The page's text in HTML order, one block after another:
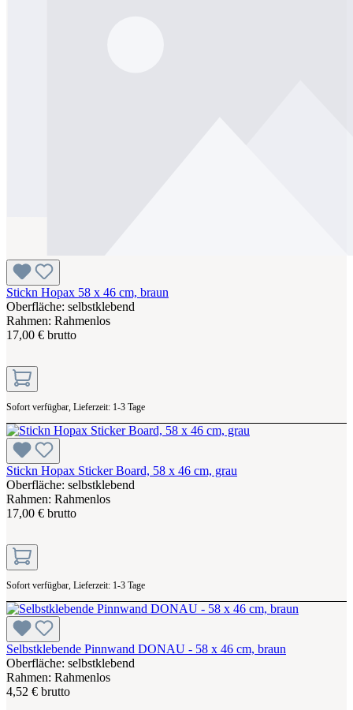
Stickn Hopax 58 x 46 cm, braun
Oberfläche: selbstklebend
Rahmen: Rahmenlos
17,00 € brutto
Sofort verfügbar, Lieferzeit: 1-3 Tage
Stickn Hopax Sticker Board, 58 x 46 cm, grau
Oberfläche: selbstklebend
Rahmen: Rahmenlos
17,00 € brutto
Sofort verfügbar, Lieferzeit: 1-3 Tage
Selbstklebende Pinnwand DONAU - 58 x 46 cm, braun
Oberfläche: selbstklebend
Rahmen: Rahmenlos
4,52 € brutto